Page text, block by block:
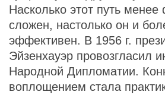
Насколько этот путь
сложен, настолько он и
эффективен. В 1956 г.
Эйзенхауэр провозгласил
Народной Дипломатии.
воплощением стала